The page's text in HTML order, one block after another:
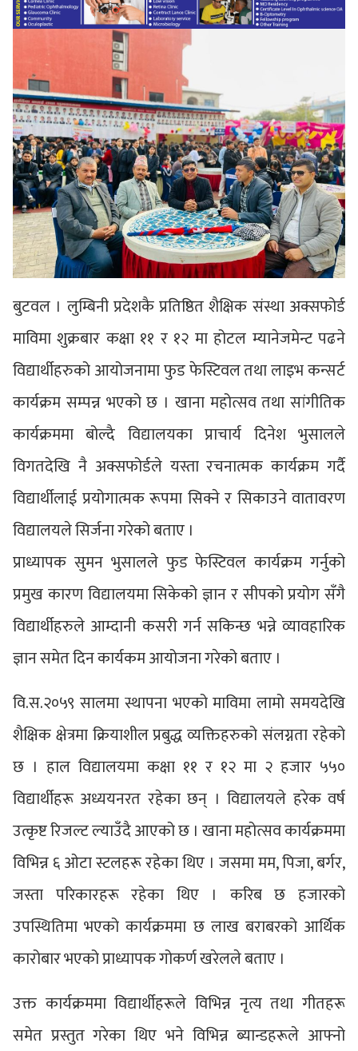
बुटवल । लुम्बिनी प्रदेशकै प्रतिष्ठित शैक्षिक संस्था अक्सफोर्ड
माविमा शुक्रबार कक्षा ११ र १२ मा होटल म्यानेजमेन्ट पढने
विद्यार्थीहरुको आयोजनामा फुड फेस्टिवल तथा लाइभ कन्सर्ट
कार्यक्रम सम्पन्न भएको छ । खाना महोत्सव तथा सांगीतिक
कार्यक्रममा बोल्दै विद्यालयका प्राचार्य दिनेश भुसालले
विगतदेखि नै अक्सफोर्डले यस्ता रचनात्मक कार्यक्रम गर्दै
विद्यार्थीलाई प्रयोगात्मक रूपमा सिक्ने र सिकाउने वातावरण
विद्यालयले सिर्जना गरेको बताए ।
प्राध्यापक सुमन भुसालले फुड फेस्टिवल कार्यक्रम गर्नुको
प्रमुख कारण विद्यालयमा सिकेको ज्ञान र सीपको प्रयोग सँगै
विद्यार्थीहरुले आम्दानी कसरी गर्न सकिन्छ भन्ने व्यावहारिक
ज्ञान समेत दिन कार्यकम आयोजना गरेको बताए ।
वि.स.२०५९ सालमा स्थापना भएको माविमा लामो समयदेखि
शैक्षिक क्षेत्रमा क्रियाशील प्रबुद्ध व्यक्तिहरुको संलग्नता रहेको
छ । हाल विद्यालयमा कक्षा ११ र १२ मा २ हजार ५५०
विद्यार्थीहरू अध्ययनरत रहेका छन् । विद्यालयले हरेक वर्ष
उत्कृष्ट रिजल्ट ल्याउँदै आएको छ । खाना महोत्सव कार्यक्रममा
विभिन्न ६ ओटा स्टलहरू रहेका थिए । जसमा मम, पिजा, बर्गर,
जस्ता परिकारहरू रहेका थिए । करिब छ हजारको
उपस्थितिमा भएको कार्यक्रममा छ लाख बराबरको आर्थिक
कारोबार भएको प्राध्यापक गोकर्ण खरेलले बताए ।
उक्त कार्यक्रममा विद्यार्थीहरूले विभिन्न नृत्य तथा गीतहरू
समेत प्रस्तुत गरेका थिए भने विभिन्न ब्यान्डहरूले आफ्नो